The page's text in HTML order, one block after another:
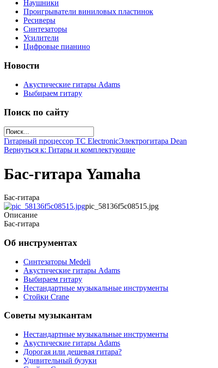
Наушники
Проигрыватели виниловых пластинок
Ресиверы
Синтезаторы
Усилители
Цифровые пианино
Новости
Акустические гитары Adams
Выбираем гитару
Поиск по сайту
Гитарный процессор TC ElectronicЭлектрогитара Dean
Вернуться к: Гитары и комплектующие
Бас-гитара Yamaha
Бас-гитара
pic_58136f5c08515.jpg
Описание
Бас-гитара
Об инструментах
Синтезаторы Мedeli
Акустические гитары Adams
Выбираем гитару
Нестандартные музыкальные инструменты
Стойки Crane
Советы музыкантам
Нестандартные музыкальные инструменты
Акустические гитары Adams
Дорогая или дешевая гитара?
Удивительный бузуки